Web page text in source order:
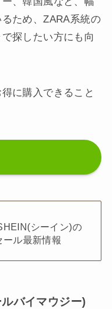
ため、ZARA系統の
探したい方にも向
に購入できること
シーイン)の
ール最新情報
バイマウジー)